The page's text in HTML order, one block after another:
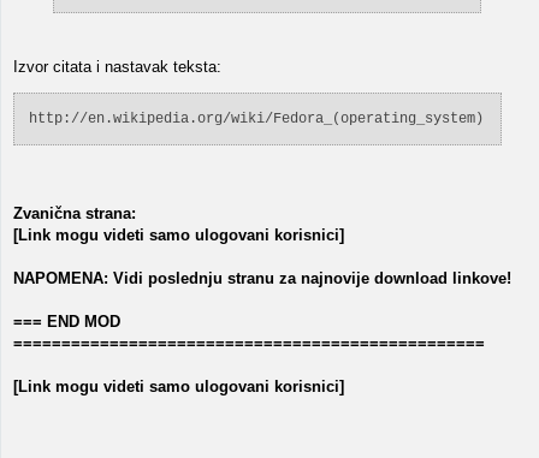
Izvor citata i nastavak teksta:
http://en.wikipedia.org/wiki/Fedora_(operating_system)
Zvanična strana:
[Link mogu videti samo ulogovani korisnici]
NAPOMENA: Vidi poslednju stranu za najnovije download linkove!
=== END MOD
=================================================
[Link mogu videti samo ulogovani korisnici]